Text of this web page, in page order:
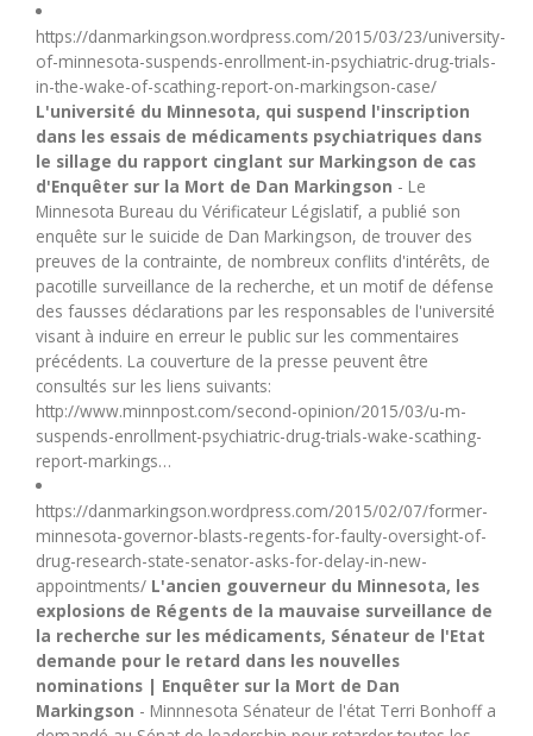
https://danmarkingson.wordpress.com/2015/03/23/university-
of-minnesota-suspends-enrollment-in-psychiatric-drug-trials-
in-the-wake-of-scathing-report-on-markingson-case/
L'université du Minnesota, qui suspend l'inscription
dans les essais de médicaments psychiatriques dans
le sillage du rapport cinglant sur Markingson de cas
d'Enquêter sur la Mort de Dan Markingson - Le
Minnesota Bureau du Vérificateur Législatif, a publié son
enquête sur le suicide de Dan Markingson, de trouver des
preuves de la contrainte, de nombreux conflits d'intérêts, de
pacotille surveillance de la recherche, et un motif de défense
des fausses déclarations par les responsables de l'université
visant à induire en erreur le public sur les commentaires
précédents. La couverture de la presse peuvent être
consultés sur les liens suivants:
http://www.minnpost.com/second-opinion/2015/03/u-m-
suspends-enrollment-psychiatric-drug-trials-wake-scathing-
report-markings…
https://danmarkingson.wordpress.com/2015/02/07/former-
minnesota-governor-blasts-regents-for-faulty-oversight-of-
drug-research-state-senator-asks-for-delay-in-new-
appointments/ L'ancien gouverneur du Minnesota, les
explosions de Régents de la mauvaise surveillance de
la recherche sur les médicaments, Sénateur de l'Etat
demande pour le retard dans les nouvelles
nominations | Enquêter sur la Mort de Dan
Markingson - Minnnesota Sénateur de l'état Terri Bonhoff a